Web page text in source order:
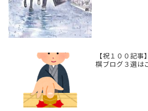
【祝１００記事
棋ブログ３選は